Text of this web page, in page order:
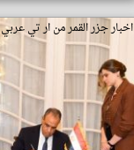
اخبار جزر القمر من ار تي عربي